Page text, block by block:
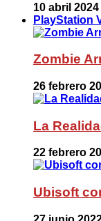
10 abril 2024
PlayStation
Zombie
26 febrero
La
22 febrero
Ubisoft